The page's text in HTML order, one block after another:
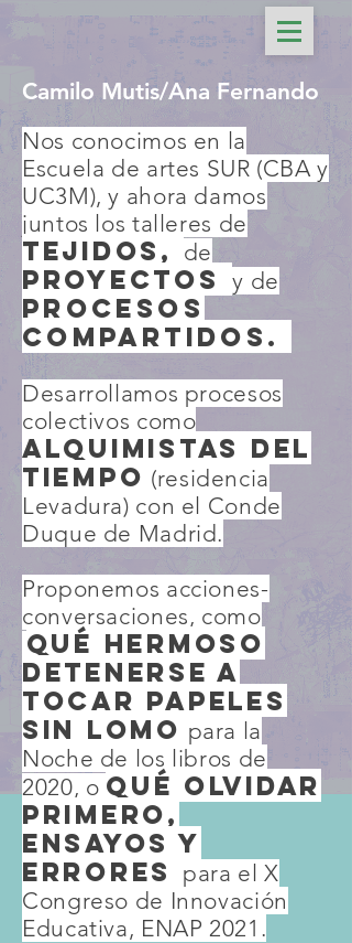
Camilo Mutis/Ana Fernando
Nos conocimos en la
Escuela de artes SUR (CBA y
UC3M), y ahora damos
juntos los talleres de
tejidos , de
PROYECTOS y de
procesos
compartidos.
Desarrollamos procesos
colectivos como
Alquimistas del
tiempo (residencia
Levadura) con el Conde
Duque de Madrid.
Proponemos acciones-
conversaciones, como
Qué hermoso
detenerse a
tocar papeles
sin lomo para la
Noche de los libros de
2020, o Qué olvidar
primero,
ensayos y
errores
para el X
Congreso de Innovación
Educativa, ENAP 2021.